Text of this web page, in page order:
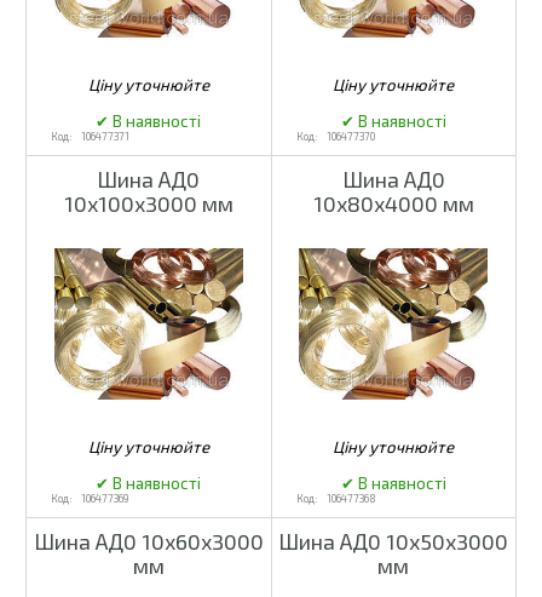
106477371 106477370
Шина АД0
10х100х3000 мм
106477369
Шина АД0
10х80х4000 мм
106477368
Шина АД0 10х60х3000
мм
Шина АД0 10х50х3000
мм